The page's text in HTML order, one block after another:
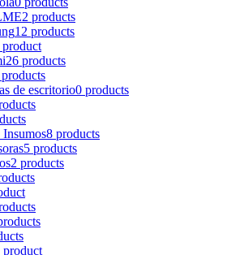
2 products
12 products
product
26 products
de escritorio0 products
Insumos8 products
5 products
2 products
product